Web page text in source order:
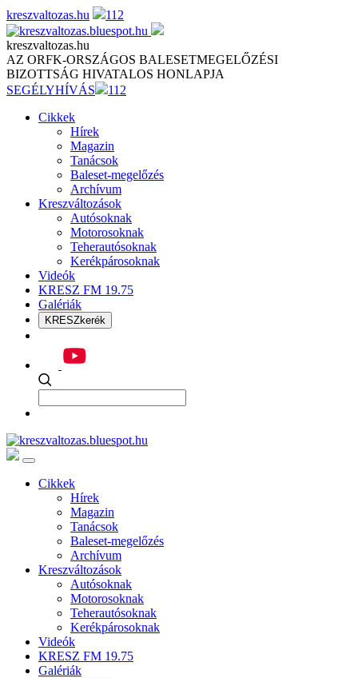
Skip
to
content
kreszvaltozas.hu 112
kreszvaltozas.hu
AZ ORFK-ORSZÁGOS BALESETMEGELŐZÉSI
BIZOTTSÁG HIVATALOS HONLAPJA
SEGÉLYHÍVÁS
112
Cikkek
Hírek
Magazin
Tanácsok
Baleset-megelőzés
Archívum
Kreszváltozások
Autósoknak
Motorosoknak
Teherautósoknak
Kerékpárosoknak
Videók
KRESZ FM 19.75
Galériák
KRESZkerék
Cikkek
Hírek
Magazin
Tanácsok
Baleset-megelőzés
Archívum
Kreszváltozások
Autósoknak
Motorosoknak
Teherautósoknak
Kerékpárosoknak
Videók
KRESZ FM 19.75
Galériák